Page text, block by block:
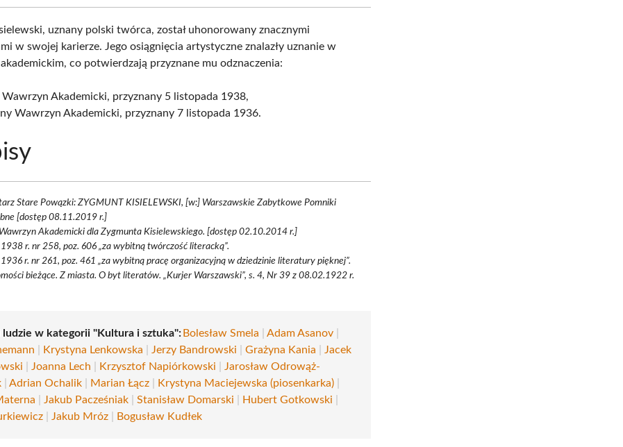
uznany polski twórca, został uhonorowany znacznymi
w swojej karierze. Jego osiągnięcia artystyczne znalazły uznanie w
co potwierdzają przyznane mu odznaczenia:
Wawrzyn Akademicki, przyznany 5 listopada 1938,
Wawrzyn Akademicki, przyznany 7 listopada 1936.
Stare Powązki: ZYGMUNT KISIELEWSKI, [w:] Warszawskie Zabytkowe Pomniki
[dostęp 08.11.2019 r.]
Akademicki dla Zygmunta Kisielewskiego. [dostęp 02.10.2014 r.]
1938 r. nr 258, poz. 606 „za wybitną twórczość literacką”.
1936 r. nr 261, poz. 461 „za wybitną pracę organizacyjną w dziedzinie literatury pięknej”.
bieżące. Z miasta. O byt literatów. „Kurjer Warszawski”, s. 4, Nr 39 z 08.02.1922 r.
ludzie w kategorii "Kultura i sztuka":Bolesław Smela |Adam Asanov
Krystyna Lenkowska Jerzy Bandrowski |Grażyna Kania
Jacek
Joanna Lech Krzysztof Napiórkowski
Jarosław Odrowąż-
|Adrian Ochalik Marian Łącz Krystyna Maciejewska (piosenkarka)
Jakub Pacześniak |Stanisław Domarski Hubert Gotkowski
Jakub Mróz Bogusław Kudłek